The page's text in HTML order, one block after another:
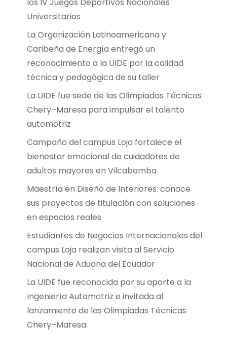
Universitarios
La Organización Latinoamericana y
Caribeña de Energía entregó un
reconocimiento a la UIDE por la calidad
técnica y pedagógica de su taller
La UIDE fue sede de las Olimpiadas Técnicas
Chery–Maresa para impulsar el talento
automotriz
Campaña del campus Loja fortalece el
bienestar emocional de cuidadores de
adultos mayores en Vilcabamba
Maestría en Diseño de Interiores: conoce
sus proyectos de titulación con soluciones
en espacios reales
Estudiantes de Negocios Internacionales del
campus Loja realizan visita al Servicio
Nacional de Aduana del Ecuador
La UIDE fue reconocida por su aporte a la
Ingeniería Automotriz e invitada al
lanzamiento de las Olimpiadas Técnicas
Chery–Maresa